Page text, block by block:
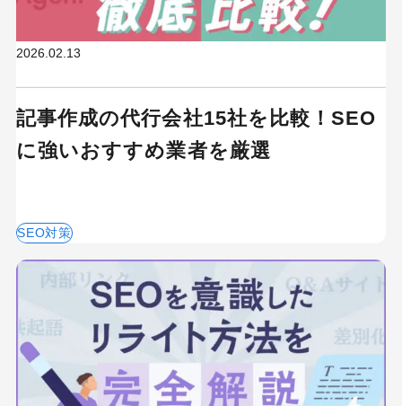
2026.02.13
記事作成の代行会社15社を比較！SEO
に強いおすすめ業者を厳選
SEO対策